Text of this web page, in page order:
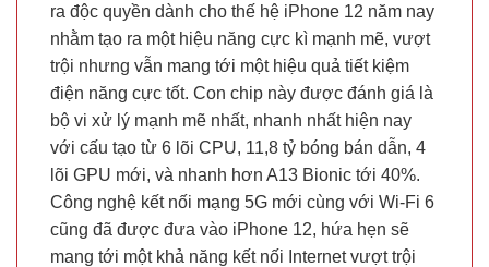
ra độc quyền dành cho thế hệ iPhone 12 năm nay
nhằm tạo ra một hiệu năng cực kì mạnh mẽ, vượt
trội nhưng vẫn mang tới một hiệu quả tiết kiệm
điện năng cực tốt. Con chip này được đánh giá là
bộ vi xử lý mạnh mẽ nhất, nhanh nhất hiện nay
với cấu tạo từ 6 lõi CPU, 11,8 tỷ bóng bán dẫn, 4
lõi GPU mới, và nhanh hơn A13 Bionic tới 40%.
Công nghệ kết nối mạng 5G mới cùng với Wi-Fi 6
cũng đã được đưa vào iPhone 12, hứa hẹn sẽ
mang tới một khả năng kết nối Internet vượt trội